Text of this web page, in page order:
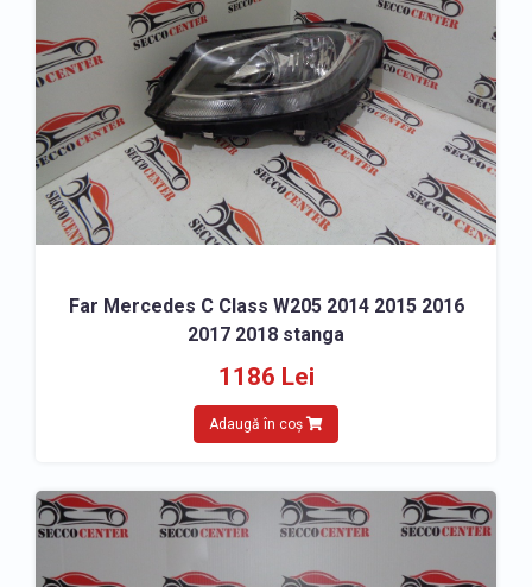
Far Mercedes C Class W205 2014 2015 2016
2017 2018 stanga
1186 Lei
Adaugă în coș